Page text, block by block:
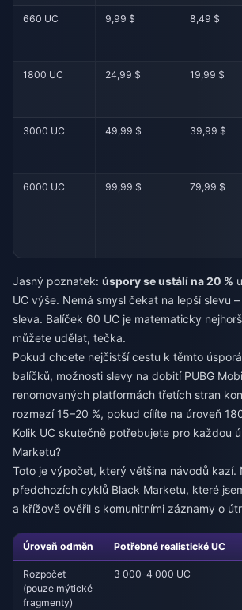
660 UC 9,99 $ 8,49 $
1800 UC 24,99 $ 19,99 $
3000 UC 49,99 $ 39,99 $
6000 UC 99,99 $ 79,99 $
Jasný poznatek: úspory se ustálí na 20 %
UC výše. Nemá smysl čekat na lepší slevu
sleva. Balíček 60 UC je matematicky
můžete udělat, tečka.
Pokud chcete nejčistší cestu k těmto
balíčků, možnosti slevy na dobití PUBG
renomovaných platformách třetích stran
rozmezí 15–20 %, pokud cílíte na úroveň
Kolik UC skutečně potřebujete pro každou
Marketu?
Toto je výpočet, který většina návodů kazí.
předchozích cyklů Black Marketu, které
a křížově ověřil s komunitními záznamy o
Úroveň odměn Potřebné realistické UC
Rozpočet
(pouze mýtické
fragmenty)
3 000–4 000 UC